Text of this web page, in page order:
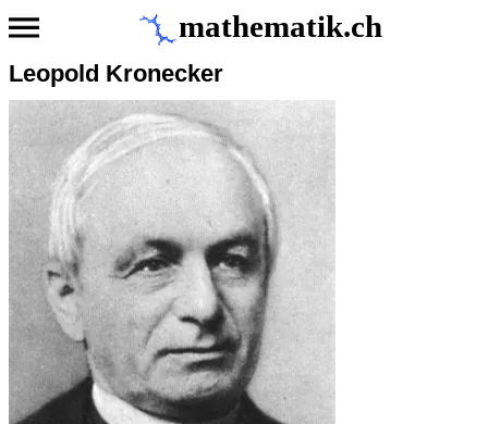
mathematik.ch
Leopold Kronecker